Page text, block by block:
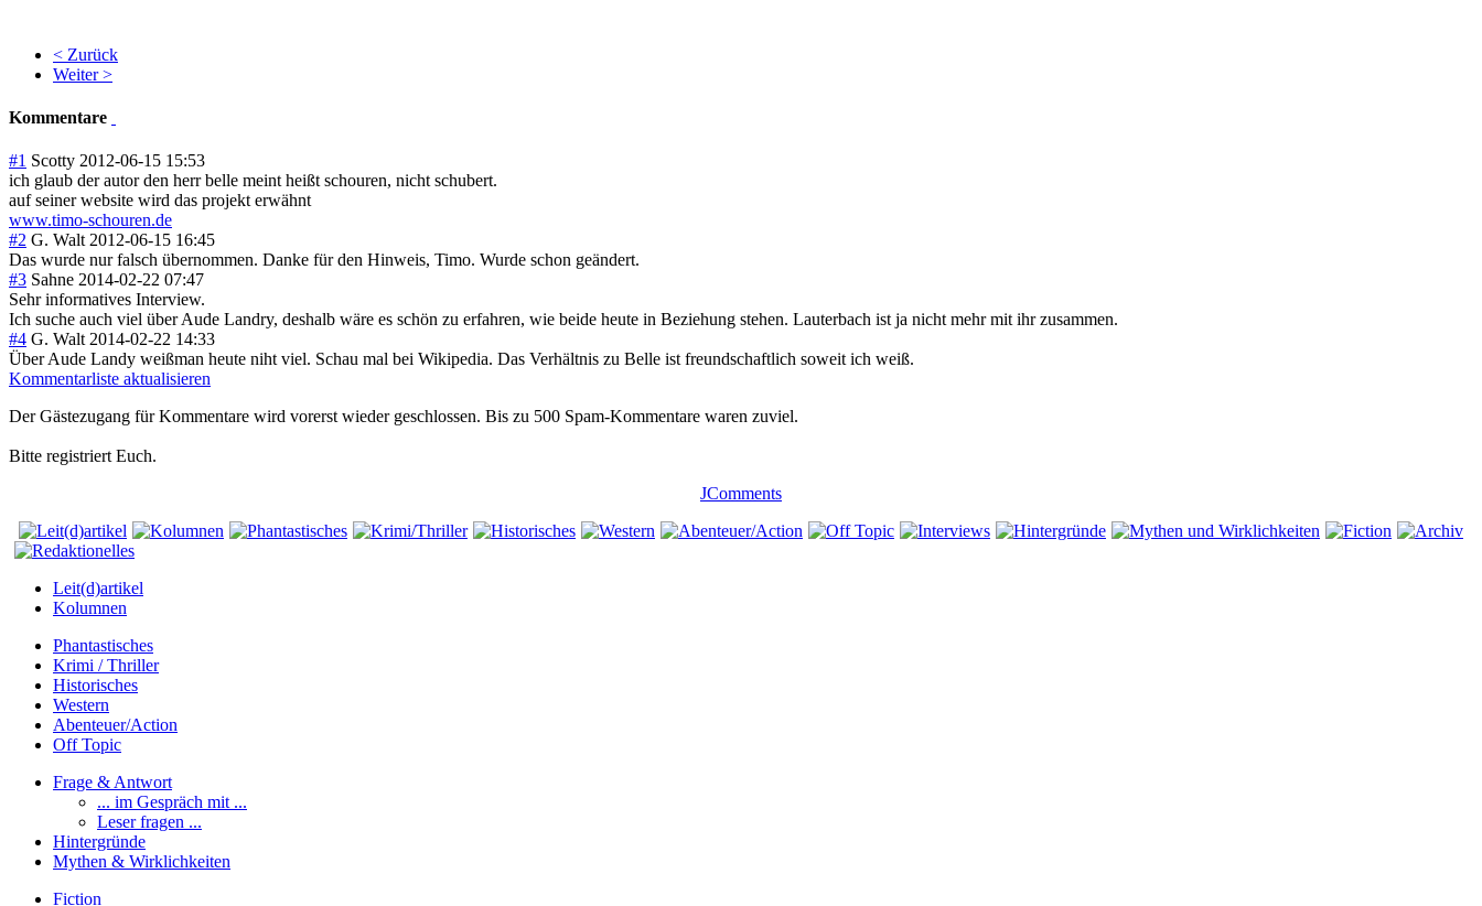
< Zurück
Weiter >
Kommentare
#1 Scotty 2012-06-15 15:53
ich glaub der autor den herr belle meint heißt schouren, nicht schubert.
auf seiner website wird das projekt erwähnt
www.timo-schouren.de
#2 G. Walt 2012-06-15 16:45
Das wurde nur falsch übernommen. Danke für den Hinweis, Timo. Wurde schon geändert.
#3 Sahne 2014-02-22 07:47
Sehr informatives Interview.
Ich suche auch viel über Aude Landry, deshalb wäre es schön zu erfahren, wie beide heute in Beziehung stehen. Lauterbach ist ja nicht mehr mit ihr zusammen.
#4 G. Walt 2014-02-22 14:33
Über Aude Landy weißman heute niht viel. Schau mal bei Wikipedia. Das Verhältnis zu Belle ist freundschaftlich soweit ich weiß.
Kommentarliste aktualisieren
Der Gästezugang für Kommentare wird vorerst wieder geschlossen. Bis zu 500 Spam-Kommentare waren zuviel.
Bitte registriert Euch.
JComments
Leit(d)artikel
Kolumnen
Phantastisches
Krimi / Thriller
Historisches
Western
Abenteuer/Action
Off Topic
Frage & Antwort
... im Gespräch mit ...
Leser fragen ...
Hintergründe
Mythen & Wirklichkeiten
Fiction